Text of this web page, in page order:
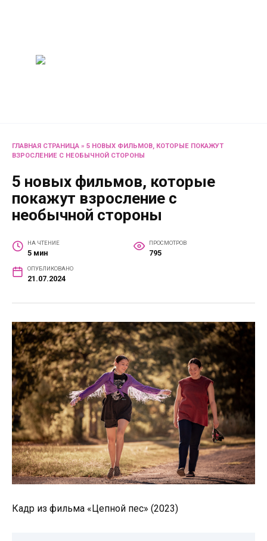
ГЛАВНАЯ СТРАНИЦА » 5 НОВЫХ ФИЛЬМОВ, КОТОРЫЕ ПОКАЖУТ
ВЗРОСЛЕНИЕ С НЕОБЫЧНОЙ СТОРОНЫ
5 новых фильмов, которые
покажут взросление с
необычной стороны
НА ЧТЕНИЕ
5 мин
ПРОСМОТРОВ
795
ОПУБЛИКОВАНО
21.07.2024
Кадр из фильма «Цепной пес» (2023)